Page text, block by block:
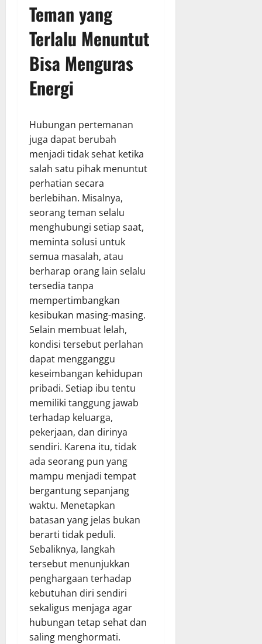
Teman yang
Terlalu Menuntut
Bisa Menguras
Energi
Hubungan pertemanan
juga dapat berubah
menjadi tidak sehat ketika
salah satu pihak menuntut
perhatian secara
berlebihan. Misalnya,
seorang teman selalu
menghubungi setiap saat,
meminta solusi untuk
semua masalah, atau
berharap orang lain selalu
tersedia tanpa
mempertimbangkan
kesibukan masing-masing.
Selain membuat lelah,
kondisi tersebut perlahan
dapat mengganggu
keseimbangan kehidupan
pribadi. Setiap ibu tentu
memiliki tanggung jawab
terhadap keluarga,
pekerjaan, dan dirinya
sendiri. Karena itu, tidak
ada seorang pun yang
mampu menjadi tempat
bergantung sepanjang
waktu. Menetapkan
batasan yang jelas bukan
berarti tidak peduli.
Sebaliknya, langkah
tersebut menunjukkan
penghargaan terhadap
kebutuhan diri sendiri
sekaligus menjaga agar
hubungan tetap sehat dan
saling menghormati.